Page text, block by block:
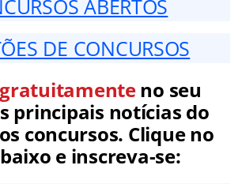
ABERTOS
DE CONCURSOS
gratuitamenteno seu
principais notícias do
concursos. Clique no
e inscreva-se: